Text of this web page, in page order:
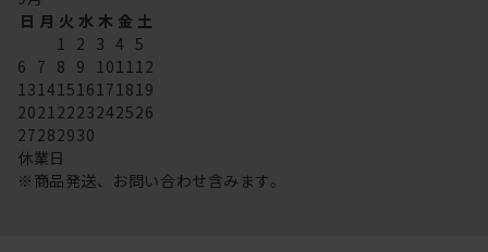
日 月 火 水 木 金 土
1
2 3 4 5
6 7 8 9 10 11 12
13 14 15 16 17 18 19
2021 2223242526
27282930
休業日
※商品発送、お問い合わせ含みます。